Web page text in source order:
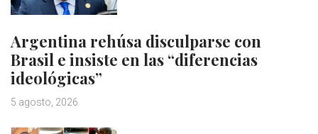
Argentina rehúsa disculparse con
Brasil e insiste en las “diferencias
ideológicas”
5 agosto, 2026